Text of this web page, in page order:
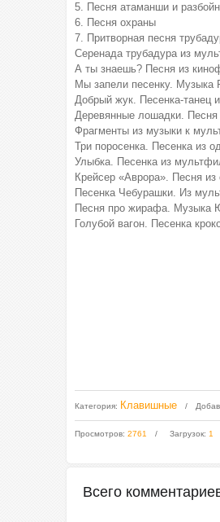
5. Песня атаманши и
6. Песня охраны
7. Притворная песня
Серенада трубадура из
А ты знаешь? Песня из
Мы запели песенку. Музыка
Добрый жук. Песенка-танец
Деревянные лошадки. Песня
Фрагменты из музыки к
Три поросенка. Песенка из
Улыбка. Песенка из
Крейсер «Аврора». Песня
Песенка Чебурашки. Из
Песня про жирафа. Музыка
Голубой вагон. Песенка
Категория: Клавишные
Просмотров: 2761 Загрузок: 1
Всего